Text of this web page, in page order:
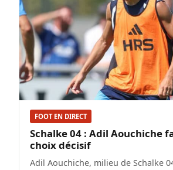
FOOT EN DIRECT
Schalke 04 : Adil Aouchiche
choix décisif
Adil Aouchiche, milieu de Schalke